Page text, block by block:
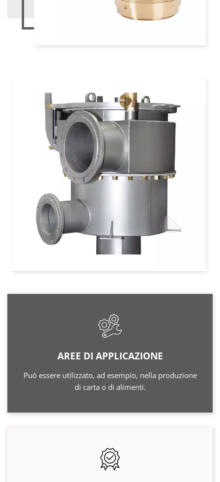
AREE DI APPLICAZIONE
Può essere utilizzato, ad esempio, nella produzione
di carta o di alimenti.